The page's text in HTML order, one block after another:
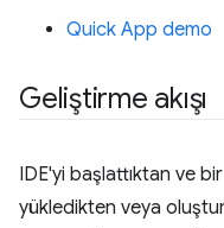
Quick App demo
Geliştirme akışı
IDE'yi başlattıktan ve
yükledikten veya